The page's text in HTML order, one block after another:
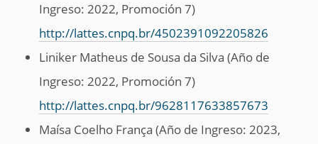
Ingreso: 2022, Promoción 7)
http://lattes.cnpq.br/4502391092205826
Liniker Matheus de Sousa da Silva (Año de
Ingreso: 2022, Promoción 7)
http://lattes.cnpq.br/9628117633857673
Maísa Coelho França (Año de Ingreso: 2023,